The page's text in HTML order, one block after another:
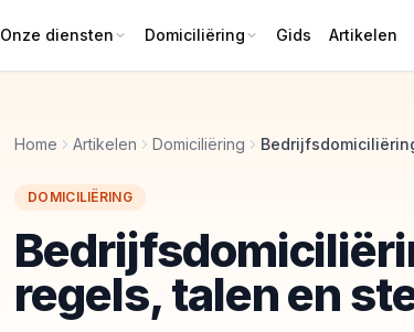
Onze diensten Domiciliëring Gids Artikelen
Home Artikelen Domiciliëring
DOMICILIËRING
regels, talen en